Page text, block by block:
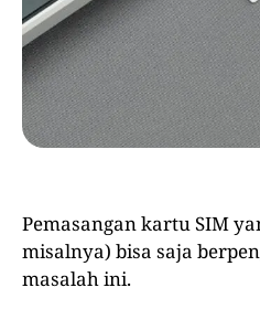
Pemasangan kartu SIM
misalnya) bisa saja
masalah ini.